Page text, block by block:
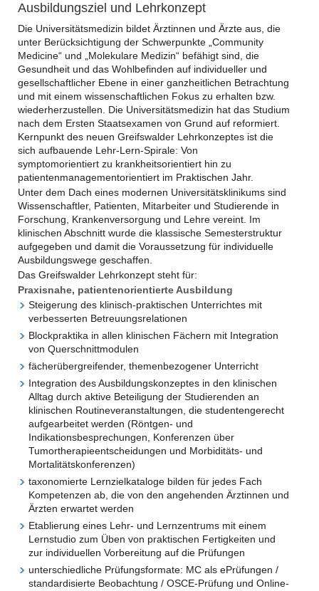
Ausbildungsziel und Lehrkonzept
Die Universitätsmedizin bildet Ärztinnen und Ärzte aus, die
unter Berücksichtigung der Schwerpunkte „Community
Medicine“ und „Molekulare Medizin“ befähigt sind, die
Gesundheit und das Wohlbefinden auf individueller und
gesellschaftlicher Ebene in einer ganzheitlichen Betrachtung
und mit einem wissenschaftlichen Fokus zu erhalten bzw.
wiederherzustellen. Die Universitätsmedizin hat das Studium
nach dem Ersten Staatsexamen von Grund auf reformiert.
Kernpunkt des neuen Greifswalder Lehrkonzeptes ist die
sich aufbauende Lehr-Lern-Spirale: Von
symptomorientiert zu krankheitsorientiert hin zu
patientenmanagementorientiert im Praktischen Jahr.
Unter dem Dach eines modernen Universitätsklinikums sind
Wissenschaftler, Patienten, Mitarbeiter und Studierende in
Forschung, Krankenversorgung und Lehre vereint. Im
klinischen Abschnitt wurde die klassische Semesterstruktur
aufgegeben und damit die Voraussetzung für individuelle
Ausbildungswege geschaffen.
Das Greifswalder Lehrkonzept steht für:
Praxisnahe, patientenorientierte Ausbildung
Steigerung des klinisch-praktischen Unterrichtes mit
verbesserten Betreuungsrelationen
Blockpraktika in allen klinischen Fächern mit Integration
von Querschnittmodulen
fächerübergreifender, themenbezogener Unterricht
Integration des Ausbildungskonzeptes in den klinischen
Alltag durch aktive Beteiligung der Studierenden an
klinischen Routineveranstaltungen, die studentengerecht
aufgearbeitet werden (Röntgen- und
Indikationsbesprechungen, Konferenzen über
Tumortherapieentscheidungen und Morbiditäts- und
Mortalitätskonferenzen)
taxonomierte Lernzielkataloge bilden für jedes Fach
Kompetenzen ab, die von den angehenden Ärztinnen und
Ärzten erwartet werden
Etablierung eines Lehr- und Lernzentrums mit einem
Lernstudio zum Üben von praktischen Fertigkeiten und
zur individuellen Vorbereitung auf die Prüfungen
unterschiedliche Prüfungsformate: MC als ePrüfungen /
standardisierte Beobachtung / OSCE-Prüfung und Online-